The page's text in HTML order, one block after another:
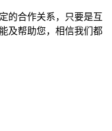
的合作关系，只要是互
及帮助您，相信我们都